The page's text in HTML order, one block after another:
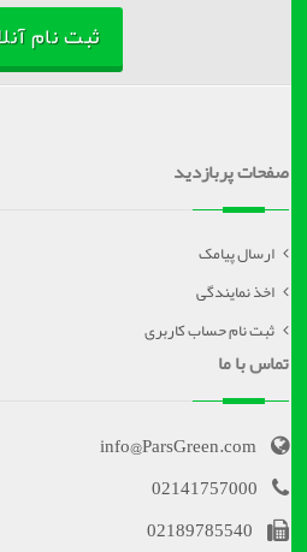
ثبت نام
صفحات پربازدید
ارسال پیامک
اخذ نمایندگی
ثبت نام حساب کاربری
تماس با ما
info@ParsGreen.com
02141757000
02189785540